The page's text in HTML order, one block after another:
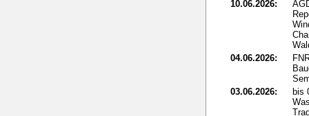
10.06.2026:
04.06.2026:
03.06.2026:
bis